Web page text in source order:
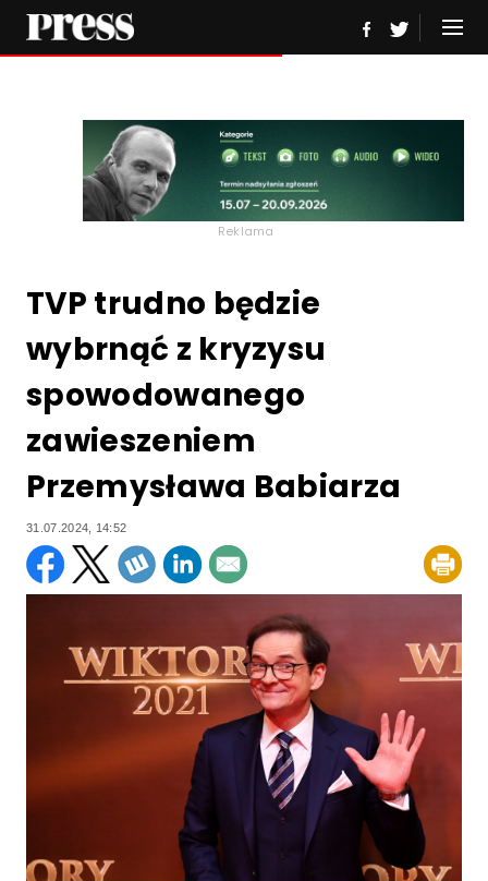
Reklama
TVP trudno będzie
wybrnąć z kryzysu
spowodowanego
zawieszeniem
Przemysława Babiarza
31.07.2024, 14:52